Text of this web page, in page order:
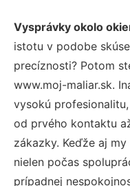
Vysprávky okolo
istotu v podobe
precíznosti? Potom
www.moj-maliar.sk.
vysokú
od prvého kontaktu
zákazky. Keďže aj
nielen počas
prípadnej